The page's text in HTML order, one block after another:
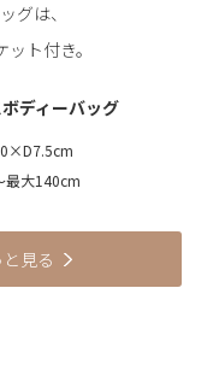
グは、
ト付き。
ディーバッグ
最大140cm
見る